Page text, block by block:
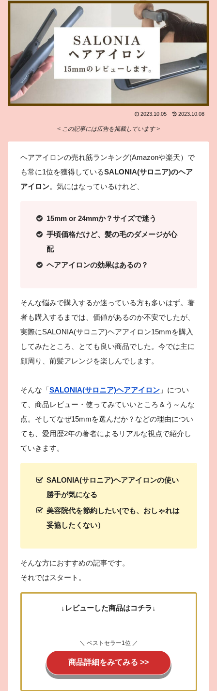
2023.10.05 2023.10.08
< この記事には広告を掲載しています >
ヘアアイロンの売れ筋ランキング(Amazonや楽天）で
も常に1位を獲得しているSALONIA(サロニア)のヘア
アイロン。気にはなっているけれど、
15mm or 24mmか？サイズで迷う
手頃価格だけど、髪の毛のダメージが心
配
ヘアアイロンの効果はあるの？
そんな悩みで購入するか迷っている方も多いはず。著
者も購入するまでは、価値があるのか不安でしたが、
実際にSALONIA(サロニア)ヘアアイロン15mmを購入
してみたところ、とても良い商品でした。今では主に
顔周り、前髪アレンジを楽しんでします。
そんな「SALONIA(サロニア)ヘアアイロン」につい
て、商品レビュー・使ってみていいところ＆う～んな
点。そしてなぜ15mmを選んだか？などの理由につい
ても、愛用歴2年の著者によるリアルな視点で紹介し
ていきます。
SALONIA(サロニア)ヘアアイロンの使い
勝手が気になる
美容院代を節約したい(でも、おしゃれは
妥協したくない）
そんな方におすすめの記事です。
それではスタート。
↓レビューした商品はコチラ↓
＼ ベストセラー1位 ／
商品詳細をみてみる >>